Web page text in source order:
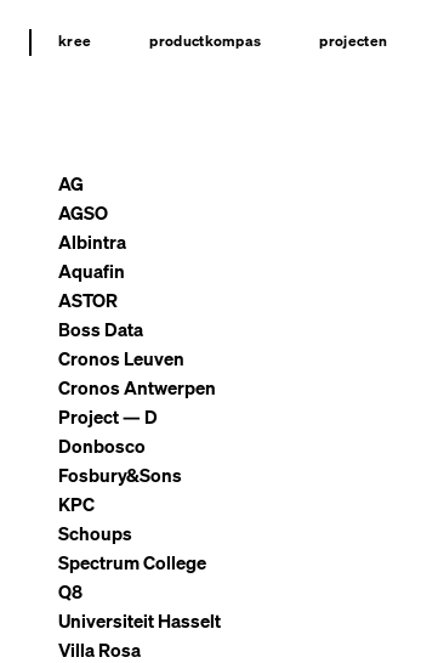
kree productkompas projecten
AG
AGSO
Albintra
Aquafin
ASTOR
Boss Data
Cronos Leuven
Cronos Antwerpen
Project — D
Donbosco
Fosbury&Sons
KPC
Schoups
Spectrum College
Q8
Universiteit Hasselt
Villa Rosa